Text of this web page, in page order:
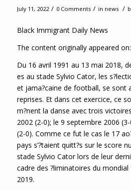
July 11, 2022 / 0 Comments / in news /
Black Immigrant Daily News
The content originally appeared on:
Du 16 avril 1991 au 13 mai 2018,
es au stade Sylvio Cator, les
et jama?caine de football, se sont
reprises. Et dans cet exercice, ce
m?nent la danse avec trois
2002 (2-0); le 9 septembre 2006
(2-0). Comme ce fut le cas le 17
pays s’?taient quitt?s sur le score
stade Sylvio Cator lors de leur
cadre des ?liminatoires du mondial
2019.